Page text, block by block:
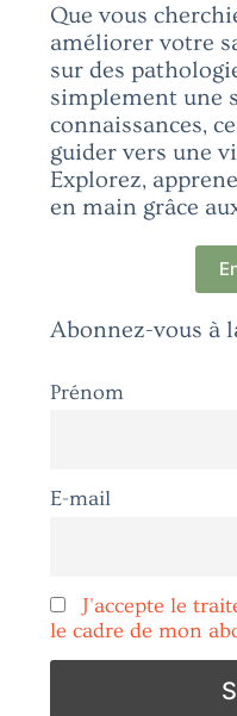
Que vous
améliorer votre
sur des
simplement une
connaissances,
guider vers une
Explorez,
en main grâce
Abonnez-vous à
Prénom
E-mail
J'accepte le
le cadre de mon